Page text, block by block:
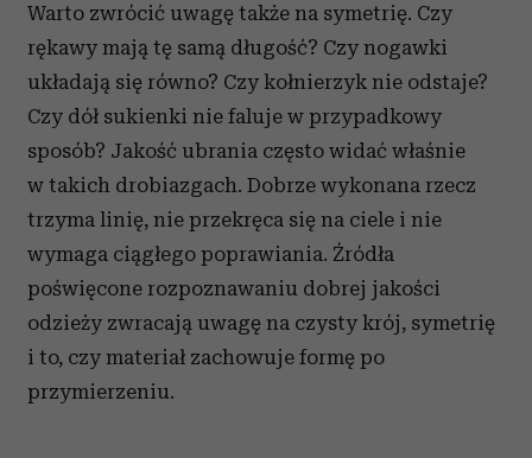
Warto zwrócić uwagę także na symetrię. Czy
rękawy mają tę samą długość? Czy nogawki
układają się równo? Czy kołnierzyk nie odstaje?
Czy dół sukienki nie faluje w przypadkowy
sposób? Jakość ubrania często widać właśnie
w takich drobiazgach. Dobrze wykonana rzecz
trzyma linię, nie przekręca się na ciele i nie
wymaga ciągłego poprawiania. Źródła
poświęcone rozpoznawaniu dobrej jakości
odzieży zwracają uwagę na czysty krój, symetrię
i to, czy materiał zachowuje formę po
przymierzeniu.